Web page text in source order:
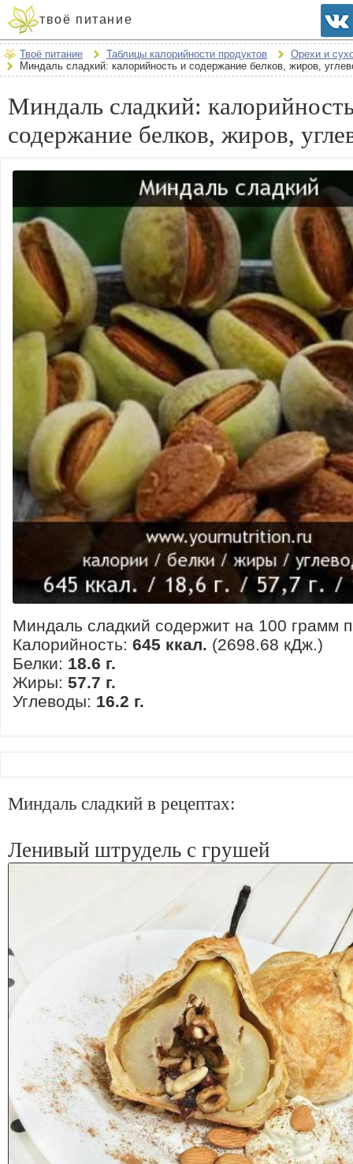
твоё питание
Твоё питание Таблицы калорийности продуктов
Орехи и
Миндаль сладкий: калорийность и содержание белков, жиров,
Миндаль сладкий:
содержание белков, жиров,
Миндаль сладкий содержит на 100 грамм
Калорийность: 645 ккал. (2698.68 кДж.)
Белки: 18.6 г.
Жиры: 57.7 г.
Углеводы: 16.2 г.
Миндаль сладкий в рецептах:
Ленивый штрудель с грушей